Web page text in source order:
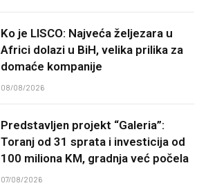
Ko je LISCO: Najveća željezara u
Africi dolazi u BiH, velika prilika za
domaće kompanije
08/08/2026
Predstavljen projekt “Galeria”:
Toranj od 31 sprata i investicija od
100 miliona KM, gradnja već počela
07/08/2026